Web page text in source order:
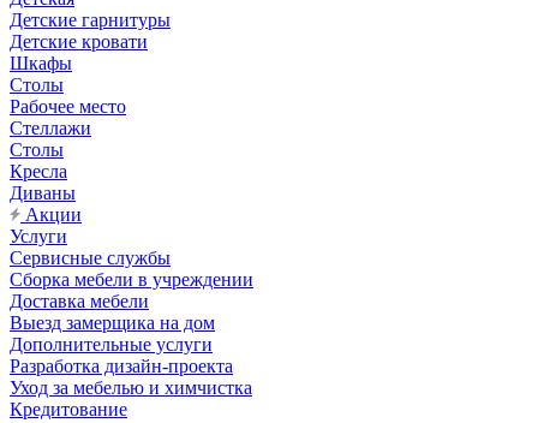
Детские гарнитуры
Детские кровати
Шкафы
Столы
Рабочее место
Стеллажи
Столы
Кресла
Диваны
Акции
Услуги
Сервисные службы
Сборка мебели в учреждении
Доставка мебели
Выезд замерщика на дом
Дополнительные услуги
Разработка дизайн-проекта
Уход за мебелью и химчистка
Кредитование